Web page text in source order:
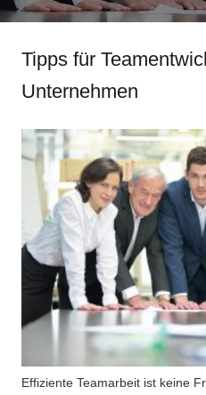
Tipps für
Unternehmen
Effiziente Teamarbeit ist keine